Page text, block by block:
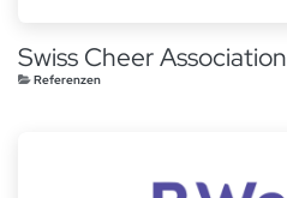
Swiss Cheer Association
Referenzen